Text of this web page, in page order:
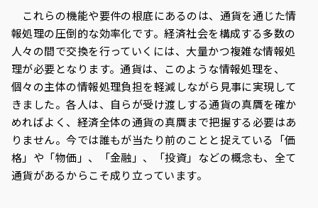
これらの機能や要件の根底にあるのは、通貨を通じた情
報処理の圧倒的な効率化です。経済社会を構成する多数の
人々の間で交換を行っていくには、大量かつ複雑な情報処
理が必要となります。通貨は、このような情報処理を、
個々の主体の情報処理負担を軽減しながら見事に実現して
きました。各人は、自らが受け渡しする通貨の真贋を確か
めればよく、経済全体の通貨の真贋まで把握する必要はあ
りません。今では誰もが当たり前のことと捉えている「価
格」や「物価」、「金融」、「投資」などの概念も、全て
通貨があるからこそ成り立っています。